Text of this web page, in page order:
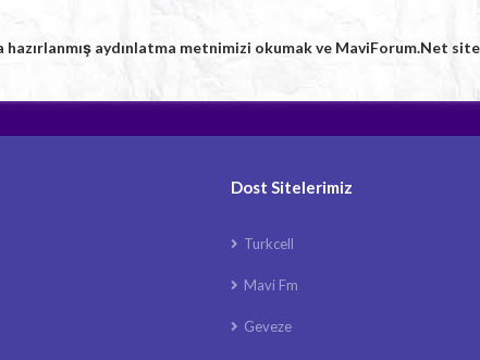
hazırlanmış aydınlatma metnimizi okumak ve MaviForum.Net
Dost Sitelerimiz
Turkcell
Mavi Fm
Geveze